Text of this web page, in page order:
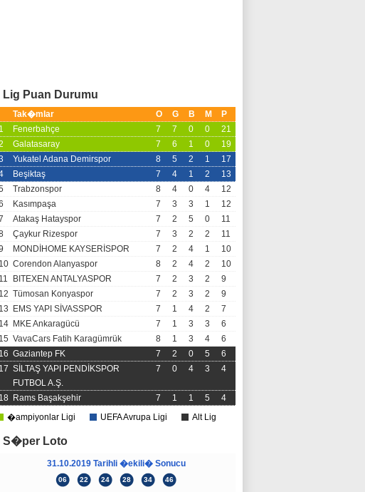
Lig Puan Durumu
Tak�mlar O G B M
P
1
Fenerbahçe 7 7 0 0
21
Galatasaray 7 6 1 0
19
Yukatel Adana Demirspor 8 5 2 1
17
Beşiktaş 7 4 1 2
13
Trabzonspor 8 4 0 4
12
Kasımpaşa 7 3 3 1
12
Atakaş Hatayspor 7 2 5 0
11
Çaykur Rizespor 7 3 2 2
11
MONDİHOME KAYSERİSPOR 7 2 4 1
10
10 Corendon Alanyaspor 8 2 4 2
10
11
BITEXEN ANTALYASPOR 7 2 3 2
9
12 Tümosan Konyaspor 7 2 3 2
9
13
EMS YAPI SİVASSPOR 7 1 4 2
7
14 MKE Ankaragücü 7 1 3 3
6
15 VavaCars Fatih Karagümrük 8 1 3 4
6
16 Gaziantep FK 7 2 0 5
6
17 SİLTAŞ YAPI PENDİKSPOR
FUTBOL A.Ş.
7 0 4 3 4
18 Rams Başakşehir 7 1 1 5
4
�ampiyonlar Ligi
UEFA Avrupa Ligi Alt Lig
S�per Loto
31.10.2019 Tarihli �ekili� Sonucu
06 22 24 28 34 46